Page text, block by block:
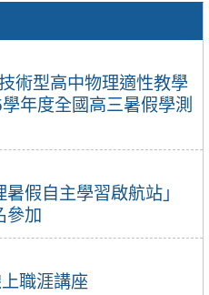
術型高中物理適性教學
年度全國高三暑假學測
假自主學習啟航站」
參加
職涯講座